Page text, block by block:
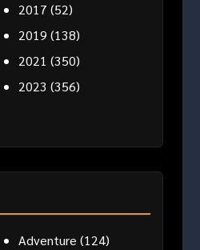
2017 (52)
2019 (138)
2021 (350)
2023 (356)
Adventure (124)